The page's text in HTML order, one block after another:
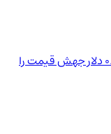
تحلیل قیمت دوج‌کوین؛ آیا عبور از ۰.۰۷۲ دلار جهش قیمت را